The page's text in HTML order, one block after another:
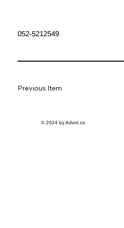
052-5212549
Previous Item
© 2024 by Advot.co